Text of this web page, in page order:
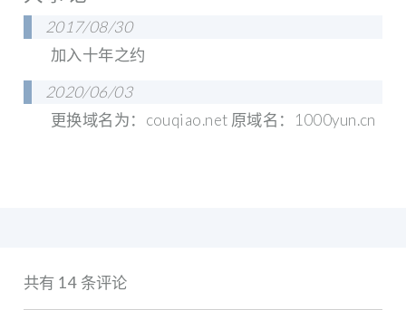
2017/08/30
加入十年之约
2020/06/03
更换域名为：couqiao.net 原域名：1000yun.cn
共有 14 条评论